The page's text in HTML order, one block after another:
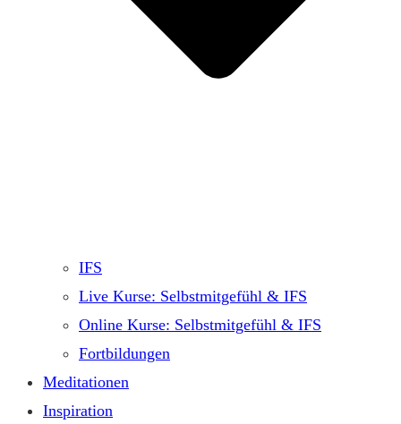
IFS
Live Kurse: Selbstmitgefühl & IFS
Online Kurse: Selbstmitgefühl & IFS
Fortbildungen
Meditationen
Inspiration